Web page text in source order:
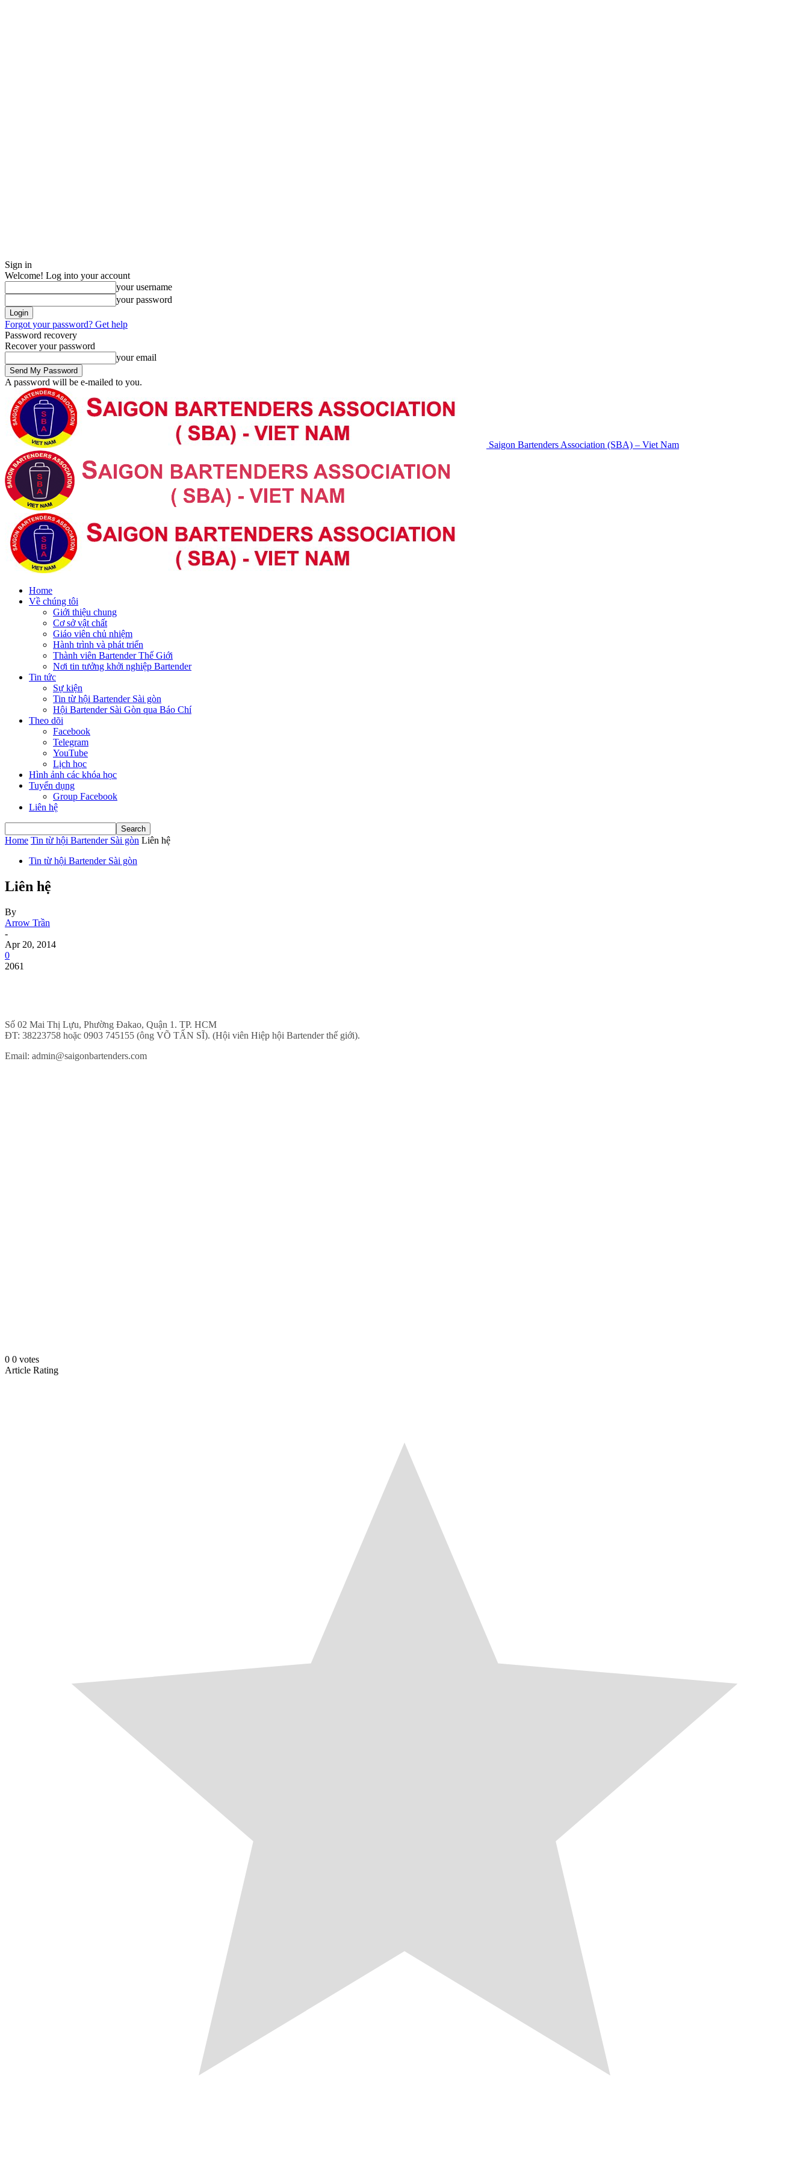
Sign in
Welcome! Log into your account
your username
your password
Forgot your password? Get help
Password recovery
Recover your password
your email
A password will be e-mailed to you.
Saigon Bartenders Association (SBA) – Viet Nam
Home
Về chúng tôi
Giới thiệu chung
Cơ sở vật chất
Giáo viên chủ nhiệm
Hành trình và phát triển
Thành viên Bartender Thế Giới
Nơi tin tưởng khởi nghiệp Bartender
Tin tức
Sự kiện
Tin từ hội Bartender Sài gòn
Hội Bartender Sài Gòn qua Báo Chí
Theo dõi
Facebook
Telegram
YouTube
Lịch học
Hình ảnh các khóa học
Tuyển dụng
Group Facebook
Liên hệ
Home Tin từ hội Bartender Sài gòn Liên hệ
Tin từ hội Bartender Sài gòn
Liên hệ
By
Arrow Trần
-
Apr 20, 2014
0
2061
Số 02 Mai Thị Lựu, Phường Đakao, Quận 1. TP. HCM
ĐT: 38223758 hoặc 0903 745155 (ông VÕ TẤN SĨ). (Hội viên Hiệp hội Bartender thế giới).
Email: admin@saigonbartenders.com
0 0 votes
Article Rating